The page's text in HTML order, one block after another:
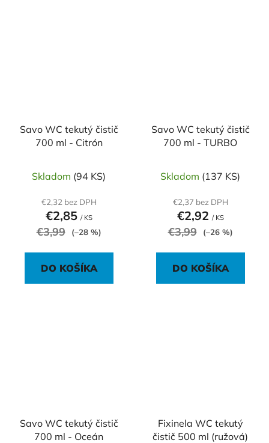
Savo WC tekutý čistič
700 ml - Citrón
Skladom (94 KS)
€2,32 bez DPH
€2,85 / KS
€3,99 (–28 %)
DO KOŠÍKA
Savo WC tekutý čistič
700 ml - TURBO
Skladom (137 KS)
€2,37 bez DPH
€2,92 / KS
€3,99 (–26 %)
DO KOŠÍKA
Savo WC tekutý čistič
700 ml - Oceán
Fixinela WC tekutý
čistič 500 ml (ružová)